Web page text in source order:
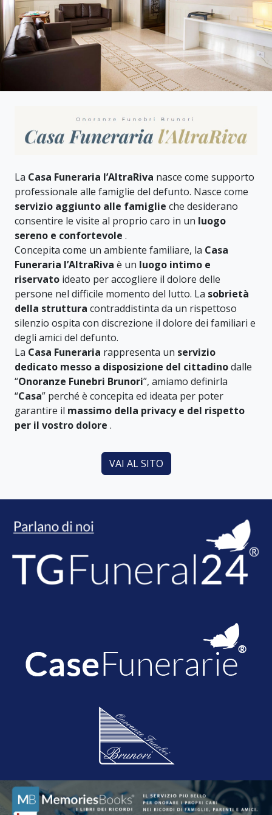
La Casa Funeraria l’AltraRiva nasce come supporto
professionale alle famiglie del defunto. Nasce come
servizio aggiunto alle famiglie che desiderano
consentire le visite al proprio caro in un luogo
sereno e confortevole .
Concepita come un ambiente familiare, la Casa
Funeraria l’AltraRiva è un luogo intimo e
riservato ideato per accogliere il dolore delle
persone nel difficile momento del lutto. La sobrietà
della struttura contraddistinta da un rispettoso
silenzio ospita con discrezione il dolore dei familiari e
degli amici del defunto.
La Casa Funeraria rappresenta un servizio
dedicato messo a disposizione del cittadinodalle
“Onoranze Funebri Brunori”, amiamo definirla
“Casa” perché è concepita ed ideata per poter
garantire il massimo della privacy e del rispetto
per il vostro dolore .
VAI AL SITO